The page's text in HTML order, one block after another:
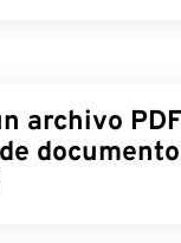
para almacenar y
para mostrar
de Windows
archivo PDF
documento